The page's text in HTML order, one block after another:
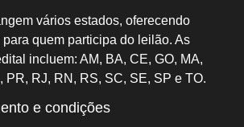
vários estados, oferecendo
quem participa do leilão. As
incluem: AM, BA, CE, GO, MA,
PR, RJ, RN, RS, SC, SE, SP e TO.
e condições